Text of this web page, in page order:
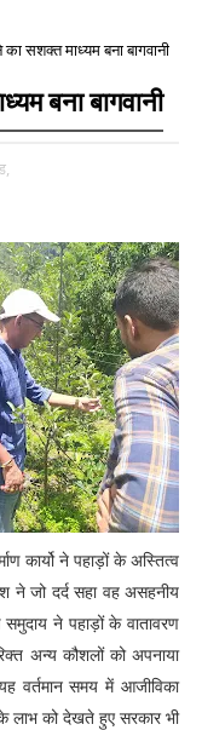
सशक्त माध्यम बना बागवानी
बना बागवानी
कार्यो ने पहाड़ों के अस्तित्व
ने जो दर्द सहा वह असहनीय
समुदाय ने पहाड़ों के वातावरण
अन्य कौशलों को अपनाया
वर्तमान समय में आजीविका
लाभ को देखते हुए सरकार भी